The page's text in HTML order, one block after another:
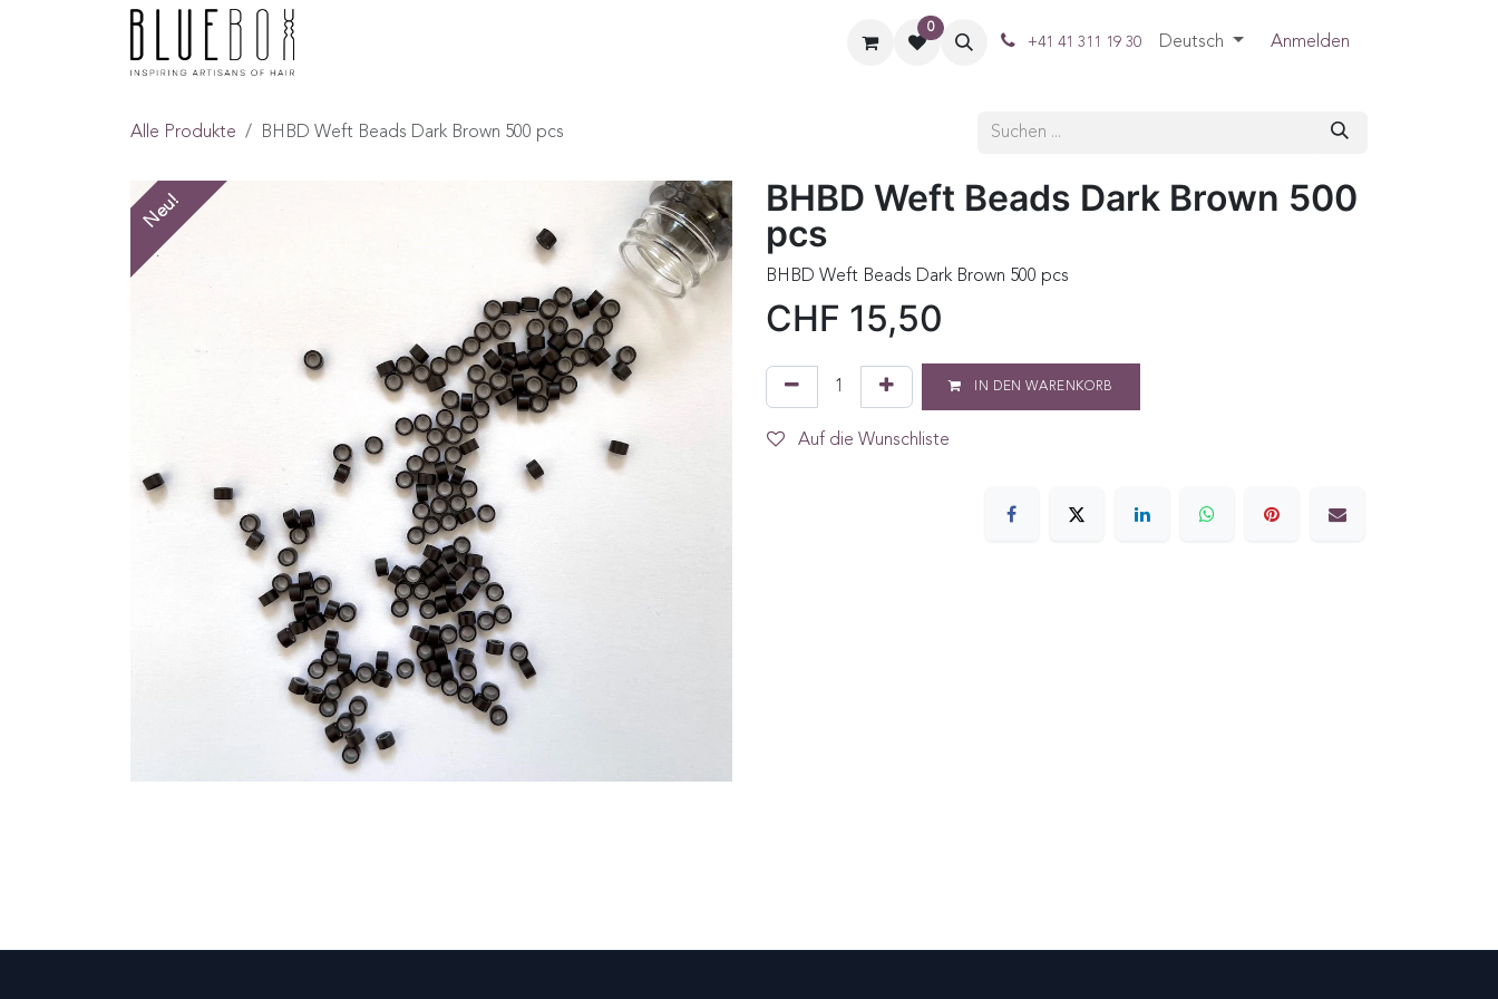
ZUM INHALT SPRINGEN
0
+41 41 311 19 30 Deutsch Anmelden
Alle Produkte BHBD Weft Beads Dark Brown 500 pcs
Neu!
BHBD Weft Beads Dark Brown 500
pcs
BHBD Weft Beads Dark Brown 500 pcs
CHF 15,50
IN DEN WARENKORB
Auf die Wunschliste